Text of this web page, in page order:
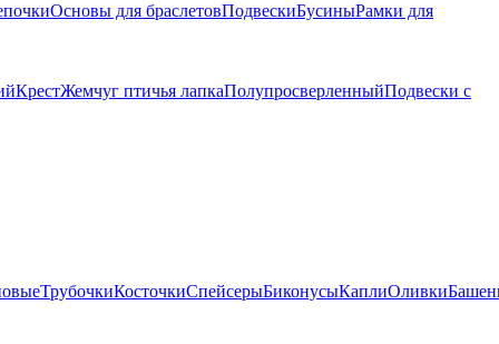
Основы для браслетовПодвескиБусиныРамки для
КрестЖемчуг птичья лапкаПолупросверленныйПодвески с
ТрубочкиКосточкиСпейсерыБиконусыКаплиОливки